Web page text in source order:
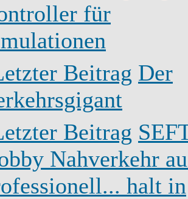
für
Der
Nahverkehr
halt in